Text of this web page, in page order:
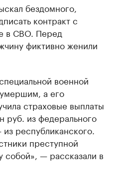
бездомного,
контракт с
в СВО. Перед
фиктивно женили
военной
а его
страховые выплаты
руб. из федерального
республиканского.
преступной
— рассказали в